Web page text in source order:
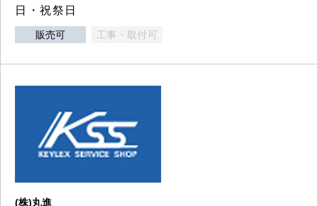
日・祝祭日
販売可 工事・取付可
(株)丸進